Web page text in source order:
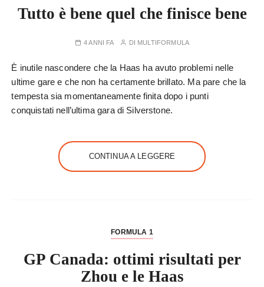
Tutto è bene quel che finisce bene
4 ANNI FA DI MULTIFORMULA
È inutile nascondere che la Haas ha avuto problemi nelle
ultime gare e che non ha certamente brillato. Ma pare che la
tempesta sia momentaneamente finita dopo i punti
conquistati nell’ultima gara di Silverstone.
CONTINUA A LEGGERE
FORMULA 1
GP Canada: ottimi risultati per
Zhou e le Haas